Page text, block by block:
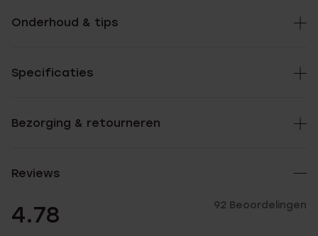
Onderhoud & tips
Specificaties
Bezorging & retourneren
Reviews
4.78 92 Beoordelingen